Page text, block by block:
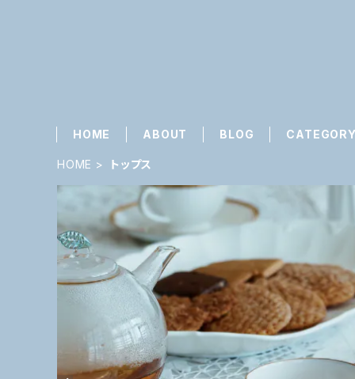
HOME ABOUT BLOG
HOME トップス